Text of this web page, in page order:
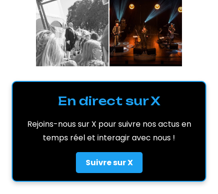
En direct sur X
Rejoins-nous sur X pour suivre nos actus en
temps réel et interagir avec nous !
Suivre sur X